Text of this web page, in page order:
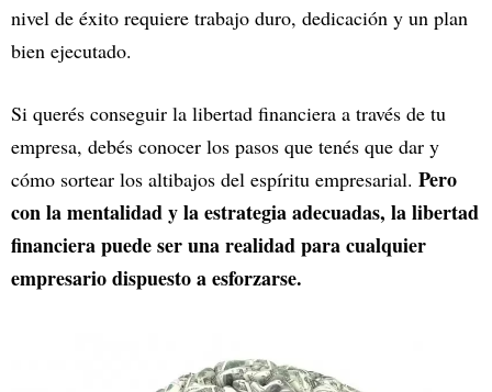
nivel de éxito requiere trabajo duro, dedicación y un plan
bien ejecutado.
Si querés conseguir la libertad financiera a través de tu
empresa, debés conocer los pasos que tenés que dar y
cómo sortear los altibajos del espíritu empresarial. Pero
con la mentalidad y la estrategia adecuadas, la libertad
financiera puede ser una realidad para cualquier
empresario dispuesto a esforzarse.